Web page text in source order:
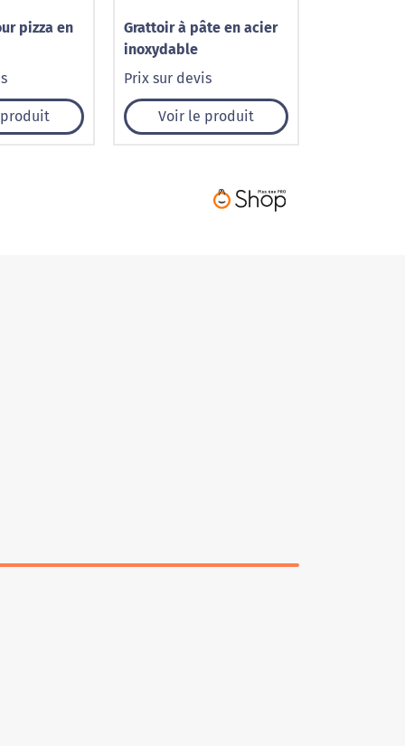
pizza en
Grattoir à pâte en acier
inoxydable
Prix sur devis
Voir le produit